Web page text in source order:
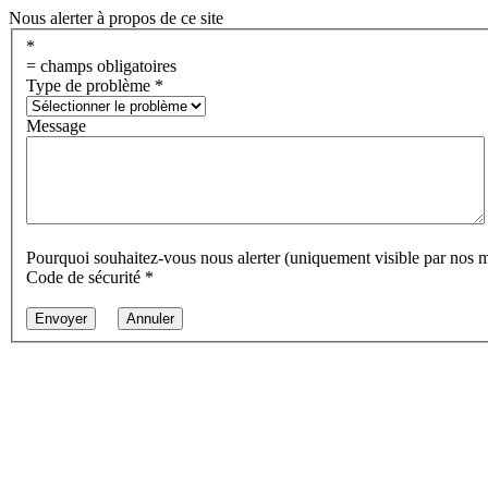
Nous alerter à propos de ce site
*
= champs obligatoires
Type de problème *
Message
Pourquoi souhaitez-vous nous alerter (uniquement visible par nos
Code de sécurité *